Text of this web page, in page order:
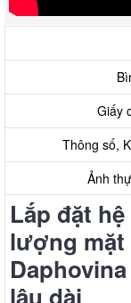
Giấy
Thông số,
Ảnh
Lắp đặt
lượng mặt